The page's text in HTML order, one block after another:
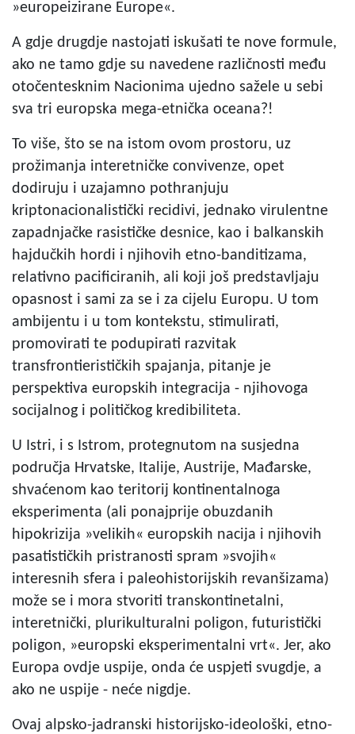
»europeizirane Europe«.
A gdje drugdje nastojati iskušati te nove formule,
ako ne tamo gdje su navedene različnosti među
otočentesknim Nacionima ujedno sažele u sebi
sva tri europska mega-etnička oceana?!
To više, što se na istom ovom prostoru, uz
prožimanja interetničke convivenze, opet
dodiruju i uzajamno pothranjuju
kriptonacionalistički recidivi, jednako virulentne
zapadnjačke rasističke desnice, kao i balkanskih
hajdučkih hordi i njihovih etno-banditizama,
relativno pacificiranih, ali koji još predstavljaju
opasnost i sami za se i za cijelu Europu. U tom
ambijentu i u tom kontekstu, stimulirati,
promovirati te podupirati razvitak
transfrontierističkih spajanja, pitanje je
perspektiva europskih integracija - njihovoga
socijalnog i političkog kredibiliteta.
U Istri, i s Istrom, protegnutom na susjedna
područja Hrvatske, Italije, Austrije, Mađarske,
shvaćenom kao teritorij kontinentalnoga
eksperimenta (ali ponajprije obuzdanih
hipokrizija »velikih« europskih nacija i njihovih
pasatističkih pristranosti spram »svojih«
interesnih sfera i paleohistorijskih revanšizama)
može se i mora stvoriti transkontinetalni,
interetnički, plurikulturalni poligon, futuristički
poligon, »europski eksperimentalni vrt«. Jer, ako
Europa ovdje uspije, onda će uspjeti svugdje, a
ako ne uspije - neće nigdje.
Ovaj alpsko-jadranski historijsko-ideološki, etno-